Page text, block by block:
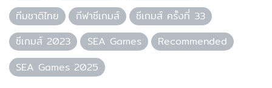
ทีมชาติไทย
กีฬาซีเกมส์
ซีเกมส์ ครั้งที่ 33
ซีเกมส์ 2023
SEA Games
Recommended
SEA Games 2025